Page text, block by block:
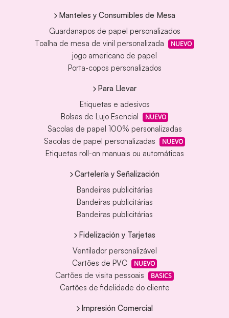
Manteles y Consumibles de Mesa
Guardanapos de papel personalizados
Toalha de mesa de vinil personalizada
NUEVO
jogo americano de papel
Porta-copos personalizados
Para Llevar
Etiquetas e adesivos
Bolsas de Lujo Esencial
NUEVO
Sacolas de papel 100% personalizadas
Sacolas de papel personalizadas
NUEVO
Etiquetas roll-on manuais ou automáticas
Cartelería y Señalización
Bandeiras publicitárias
Bandeiras publicitárias
Bandeiras publicitárias
Fidelización y Tarjetas
Ventilador personalizável
Cartões de PVC
NUEVO
Cartões de visita pessoais BASICS
Cartões de fidelidade do cliente
Impresión Comercial